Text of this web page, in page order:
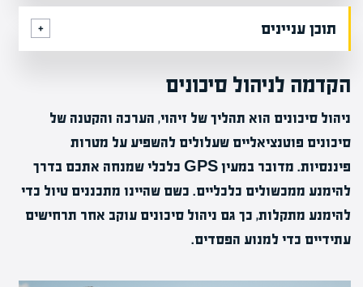
תוכן עניינים
הקדמה לניהול סיכונים
ניהול סיכונים הוא תהליך של זיהוי, הערכה והקטנה של
סיכונים פוטנציאליים שעלולים להשפיע על מטרות
פיננסיות. מדובר במעין GPS כלכלי שמנחה אתכם בדרך
להימנע ממכשולים כלכליים. כשם שהיינו מתכננים טיול כדי
להימנע מתקלות, כך גם ניהול סיכונים עוקב אחר תרחישים
עתידיים כדי למנוע הפסדים.